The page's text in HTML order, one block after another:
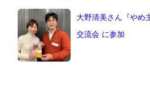
大野清美さん『やめ
交流会 に参加